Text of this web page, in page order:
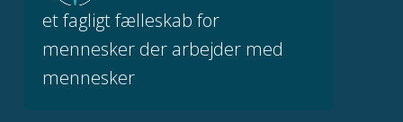
et fagligt fælleskab for
mennesker der arbejder med
mennesker